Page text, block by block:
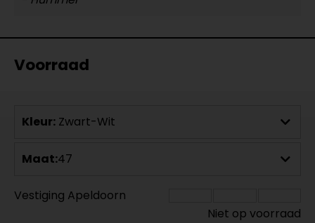
Voorraad
Kleur: Zwart-Wit
Maat:47
Vestiging Apeldoorn
Niet op voorraad